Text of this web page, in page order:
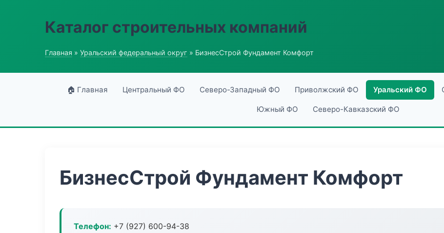
Каталог строительных компаний
Главная » Уральский федеральный округ » БизнесСтрой Фундамент Комфорт
🏠 Главная Центральный ФО Северо-Западный ФО Приволжский ФО Уральский ФО
Южный ФО Северо-Кавказский ФО
БизнесСтрой Фундамент Комфорт
Телефон: +7 (927) 600-94-38